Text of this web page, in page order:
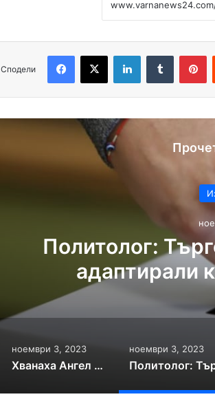
Сподели
Политолог:
адаптирали
ноември 3, 2023
Хванаха Ангел Христов със списъци и бюлетини на Огнян Атанасов в Кюстендил
ноември 3, 2023